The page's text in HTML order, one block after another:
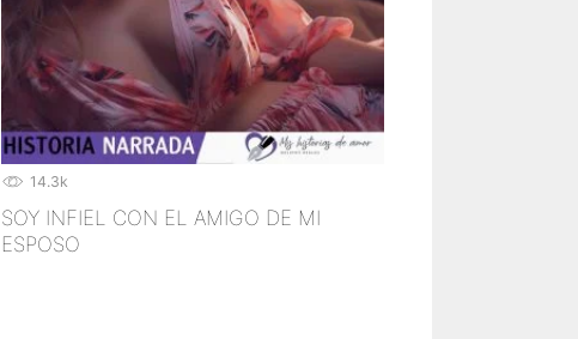
14.3k
SOY INFIEL CON EL AMIGO DE MI
ESPOSO